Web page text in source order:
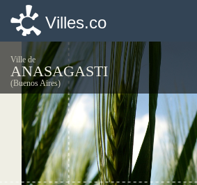
Villes.co
Ville de
ANASAGASTI
(Buenos Aires)
Villes.co